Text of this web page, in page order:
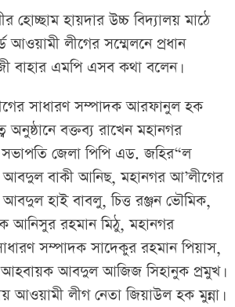
হোচ্ছাম হায়দার উচ্চ বিদ্যালয় মাঠে
আওয়ামী লীগের সম্মেলনে প্রধান
বাহার এমপি এসব কথা বলেন।
সাধারণ সম্পাদক আরফানুল হক
অনুষ্ঠানে বক্তব্য রাখেন মহানগর
জেলা পিপি এড. জহির“ল
বাকী আনিছ, মহানগর আ’লীগের
হাই বাবলু, চিত্ত রঞ্জন ভৌমিক,
আনিসুর রহমান মিঠু, মহানগর
সম্পাদক সাদেকুর রহমান পিয়াস,
আহবায়ক আবদুল আজিজ সিহানুক প্রমুখ।
আওয়ামী লীগ নেতা জিয়াউল হক মুন্না।